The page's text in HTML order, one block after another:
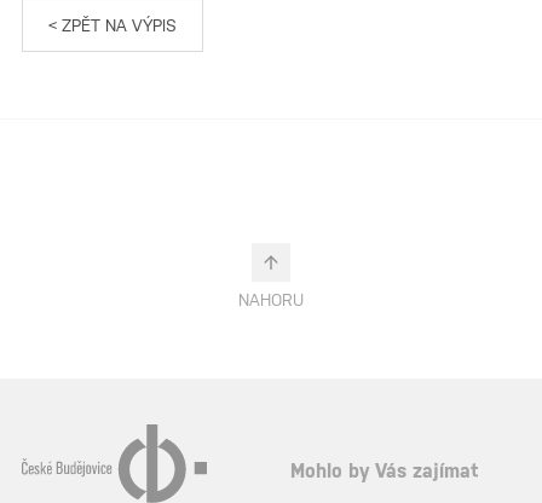
< ZPĚT NA VÝPIS
NAHORU
Mohlo by Vás zajímat